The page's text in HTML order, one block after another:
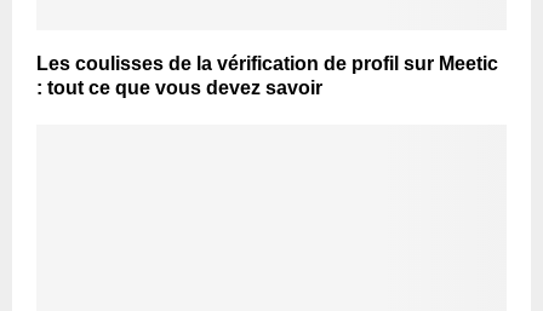
Les coulisses de la vérification de profil sur Meetic
: tout ce que vous devez savoir